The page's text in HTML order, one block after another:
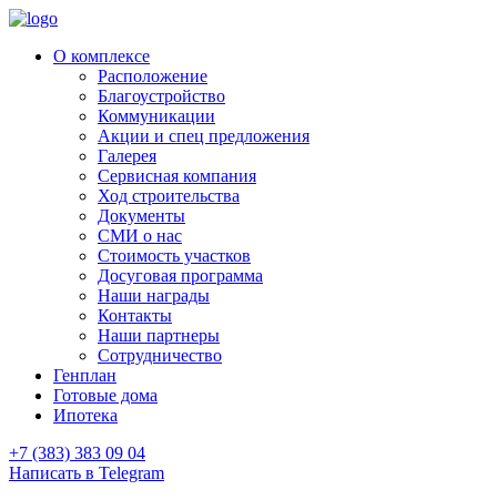
О комплексе
Расположение
Благоустройство
Коммуникации
Акции и спец предложения
Галерея
Сервисная компания
Ход строительства
Документы
СМИ о нас
Стоимость участков
Досуговая программа
Наши награды
Контакты
Наши партнеры
Сотрудничество
Генплан
Готовые дома
Ипотека
+7 (383) 383 09 04
Написать в Telegram